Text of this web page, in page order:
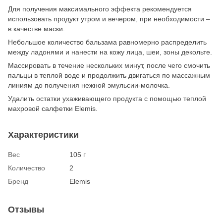
Для получения максимального эффекта рекомендуется
использовать продукт утром и вечером, при необходимости –
в качестве маски.
Небольшое количество бальзама равномерно распределить
между ладонями и нанести на кожу лица, шеи, зоны декольте.
Массировать в течение нескольких минут, после чего смочить
пальцы в теплой воде и продолжить двигаться по массажным
линиям до получения нежной эмульсии-молочка.
Удалить остатки ухаживающего продукта с помощью теплой
махровой салфетки Elemis.
Характеристики
Вес
105 г
Количество
2
Бренд
Elemis
Отзывы